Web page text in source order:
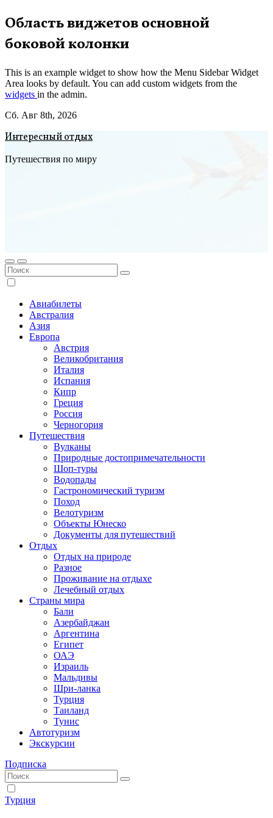
Перейти
к
содержимому
Область виджетов основной
боковой колонки
This is an example widget to show how the Menu Sidebar Widget
Area looks by default. You can add custom widgets from the
widgets in the admin.
Сб. Авг 8th, 2026
Интересный отдых
Путешествия по миру
Авиабилеты
Австралия
Азия
Европа
Австрия
Великобритания
Италия
Испания
Кипр
Греция
Россия
Черногория
Путешествия
Вулканы
Природные достопримечательности
Шоп-туры
Водопады
Гастрономический туризм
Поход
Велотуризм
Объекты Юнеско
Документы для путешествий
Отдых
Отдых на природе
Разное
Проживание на отдыхе
Лечебный отдых
Страны мира
Бали
Азербайджан
Аргентина
Египет
ОАЭ
Израиль
Мальдивы
Шри-ланка
Турция
Таиланд
Тунис
Автотуризм
Экскурсии
Подписка
Турция